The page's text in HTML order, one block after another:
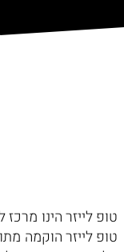
טופ לייזר הינו
טופ לייזר הוקמה